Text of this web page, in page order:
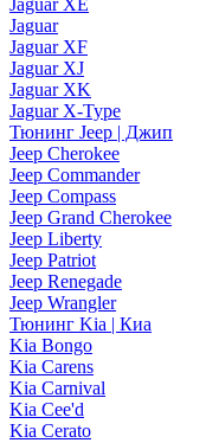
Jaguar XE
Jaguar
Jaguar XF
Jaguar XJ
Jaguar XK
Jaguar X-Type
Тюнинг Jeep | Джип
Jeep Cherokee
Jeep Commander
Jeep Compass
Jeep Grand Cherokee
Jeep Liberty
Jeep Patriot
Jeep Renegade
Jeep Wrangler
Тюнинг Kia | Киа
Kia Bongo
Kia Carens
Kia Carnival
Kia Cee'd
Kia Cerato